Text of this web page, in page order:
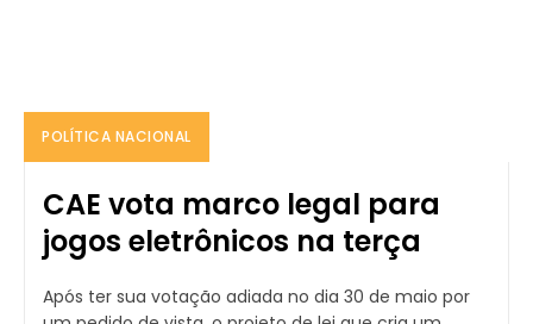
POLÍTICA NACIONAL
CAE vota marco legal para
jogos eletrônicos na terça
Após ter sua votação adiada no dia 30 de maio por